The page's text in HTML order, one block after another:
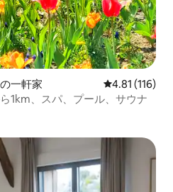
一軒家 レビュー116
4.81 (116)
1km、スパ、プール、サウナ